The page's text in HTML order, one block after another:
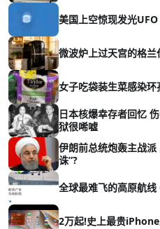
美国上空惊现发光
微波炉上过天宫的格
女子吃袋装生菜感染
日本核爆幸存者回忆
狱很唏嘘
伊朗前总统炮轰主战
诛”?
全球最难飞的高原航
2万起!史上最贵